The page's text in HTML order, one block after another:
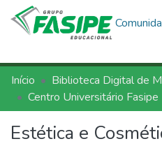
Início
Centro Universitário Fasipe
Estética e